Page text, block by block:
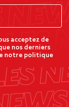
acceptez de
nos derniers
notre politique